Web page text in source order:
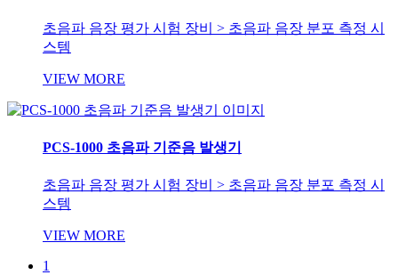
초음파 음장 평가 시험 장비 > 초음파 음장 분포 측정 시
스템
VIEW MORE
PCS-1000 초음파 기준음 발생기
초음파 음장 평가 시험 장비 > 초음파 음장 분포 측정 시
스템
VIEW MORE
1